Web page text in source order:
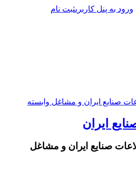
ورود به پنل کاربریثبت نام
ایران
صنایع ایران و مشاغل